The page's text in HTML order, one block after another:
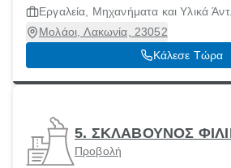
Εργαλεία, Μηχανήματα και Υλικά
Μολάοι, Λακωνία, 23052
Κάλεσε Τώρα
5. ΣΚΛΑΒΟΥΝΟΣ
Προβολή